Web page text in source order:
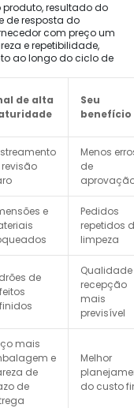
resultado do
de resposta do
com preço um
e repetibilidade,
ao longo do ciclo de
de alta
Seu
benefício
revisão
Menos
de
e
Pedidos
repetidos
limpeza
de
recepção
mais
previsível
mais
e
de
de
Melhor
do custo